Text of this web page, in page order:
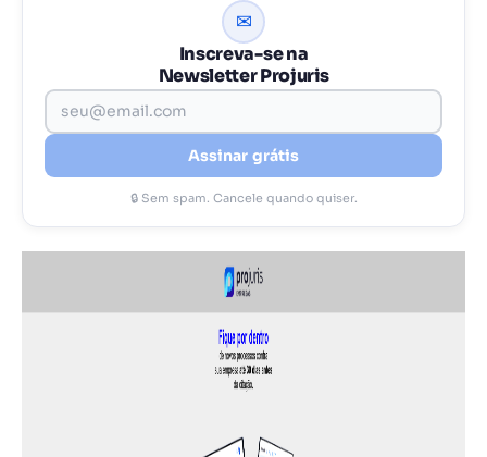
✉
Inscreva-se na
Newsletter Projuris
Assinar grátis
🔒 Sem spam. Cancele quando quiser.